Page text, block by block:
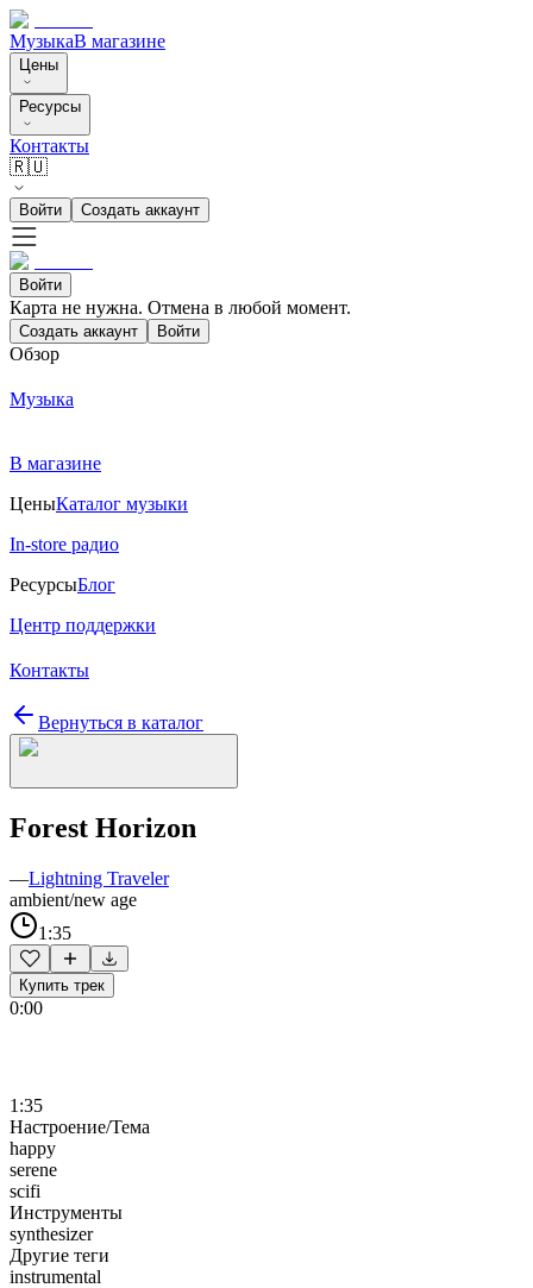
МузыкаВ магазине
Цены
Ресурсы
Контакты
🇷🇺
Войти Создать аккаунт
Войти
Карта не нужна. Отмена в любой момент.
Создать аккаунт Войти
Обзор
Музыка
В магазине
ЦеныКаталог музыки
In-store радио
РесурсыБлог
Центр поддержки
Контакты
Вернуться в каталог
Forest Horizon
—Lightning Traveler
ambient/new age
1:35
Купить трек
0:00
1:35
Настроение/Тема
happy
serene
scifi
Инструменты
synthesizer
Другие теги
instrumental